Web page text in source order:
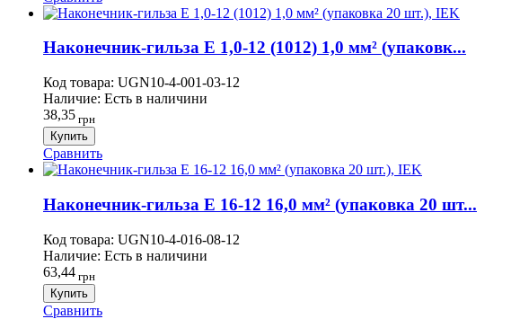
Наконечник-гильза Е 1,0-12 (1012) 1,0 мм² (упаковк...
Код товара: UGN10-4-001-03-12
Наличие: Есть в наличини
38,35 грн
Купить
Сравнить
Наконечник-гильза Е 16-12 16,0 мм² (упаковка 20 шт...
Код товара: UGN10-4-016-08-12
Наличие: Есть в наличини
63,44 грн
Купить
Сравнить